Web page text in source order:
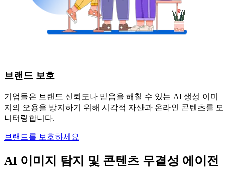
브랜드 보호
기업들은 브랜드 신뢰도나 믿음을 해칠 수 있는 AI 생성 이미
지의 오용을 방지하기 위해 시각적 자산과 온라인 콘텐츠를 모
니터링합니다.
브랜드를 보호하세요
AI 이미지 탐지 및 콘텐츠 무결성 에이전